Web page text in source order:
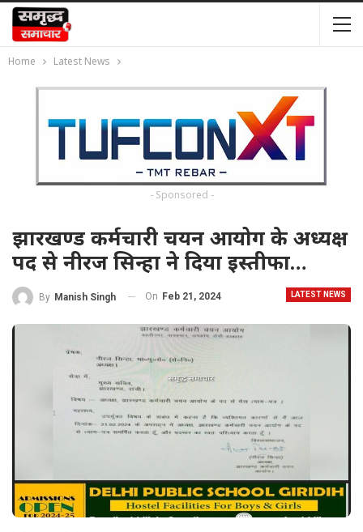
Home Latest News
- Sponsored -
झारखण्ड कर्मचारी चयन आयोग के अध्यक्ष
पद से नीरज सिन्हा ने दिया इस्तीफा…
LATEST NEWS
By Manish Singh On Feb 21, 2024